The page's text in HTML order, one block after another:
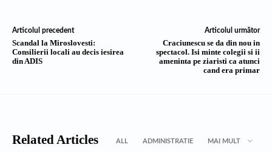
Articolul precedent
Scandal la Miroslovesti:
Consilierii locali au decis iesirea
din ADIS
Articolul următor
Craciunescu se da din nou in
spectacol. Isi minte colegii si ii
ameninta pe ziaristi ca atunci
cand era primar
Related Articles ALL ADMINISTRATIE MAI MULT